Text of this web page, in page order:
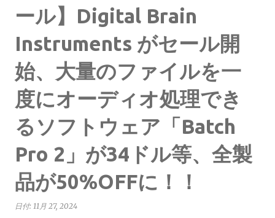
ール】Digital Brain
Instruments がセール開
始、大量のファイルを一
度にオーディオ処理でき
るソフトウェア「Batch
Pro 2」が34ドル等、全製
品が50%OFFに！！
日付: 11月 27, 2024